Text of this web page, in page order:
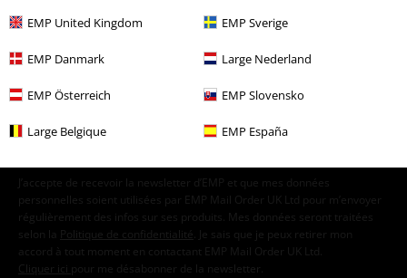
EMP United Kingdom EMP Sverige
EMP Danmark Large Nederland
EMP Österreich EMP Slovensko
Large Belgique EMP España
Profitez d'une remise de 15 % en vous
J’accepte de recevoir la newsletter d’EMP et que mes données
personnelles soient utilisées par EMP Mail Order UK Ltd pour m’envoyer
régulièrement des infos sur ses produits. Mes données seront traitées
selon la
Politique de confidentialité . Je sais que je peux retirer mon
accord à tout moment en contactant EMP Mail Order UK Ltd.
Cliquer ici pour me désabonner de la newsletter.